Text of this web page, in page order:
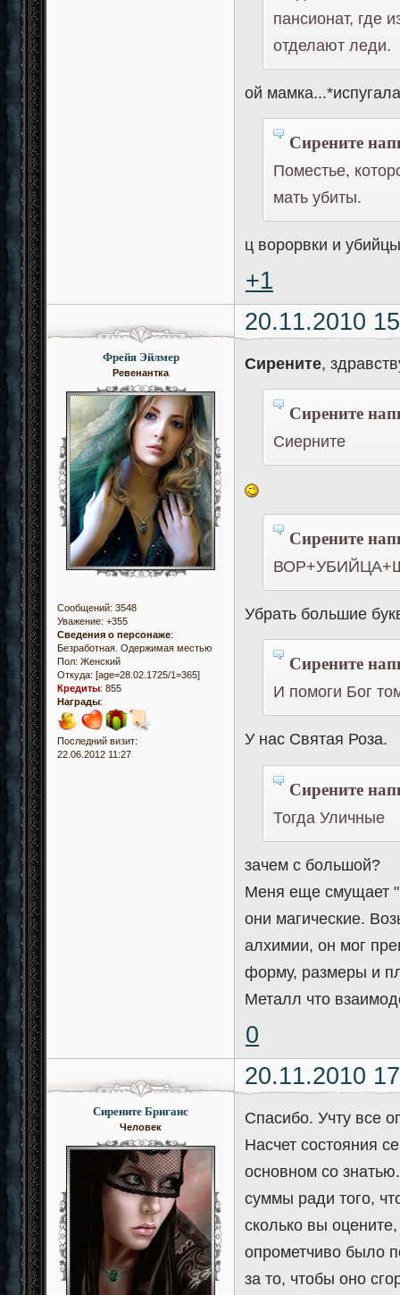
пансионат, где
отделают леди.
ой
Сирените
Поместье,
мать убиты.
ц ворорвки и
+1
20.11.2010
Фрейя Эйлмер
Ревенантка
Сообщений: 3548
Уважение: +355
Сведения о персонаже:
Безработная. Одержимая местью
Пол: Женский
Откуда: [age=28.02.1725/1=365]
Кредиты: 855
Награды:
Последний визит:
22.06.2012 11:27
Сирените,
Сирените
Сиерните
Сирените
Убрать большие
Сирените
И помоги Бог
У нас Святая Роза.
Сирените
Тогда Уличные
зачем с большой?
Меня еще смущает
они магические.
алхимии, он мог
форму, размеры и
Металл что
0
20.11.2010
Сирените Бриганс
Человек
Спасибо. Учту все
Насчет состояния
основном со
суммы ради того,
сколько вы
опрометчиво было
за то, чтобы оно